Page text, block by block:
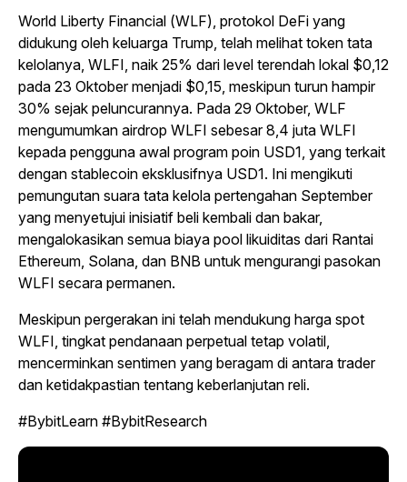
World Liberty Financial (WLF), protokol DeFi yang
didukung oleh keluarga Trump, telah melihat token tata
kelolanya, WLFI, naik 25% dari level terendah lokal $0,12
pada 23 Oktober menjadi $0,15, meskipun turun hampir
30% sejak peluncurannya. Pada 29 Oktober, WLF
mengumumkan airdrop WLFI sebesar 8,4 juta WLFI
kepada pengguna awal program poin USD1, yang terkait
dengan stablecoin eksklusifnya USD1. Ini mengikuti
pemungutan suara tata kelola pertengahan September
yang menyetujui inisiatif beli kembali dan bakar,
mengalokasikan semua biaya pool likuiditas dari Rantai
Ethereum, Solana, dan BNB untuk mengurangi pasokan
WLFI secara permanen.
Meskipun pergerakan ini telah mendukung harga spot
WLFI, tingkat pendanaan perpetual tetap volatil,
mencerminkan sentimen yang beragam di antara trader
dan ketidakpastian tentang keberlanjutan reli.
#BybitLearn #BybitResearch